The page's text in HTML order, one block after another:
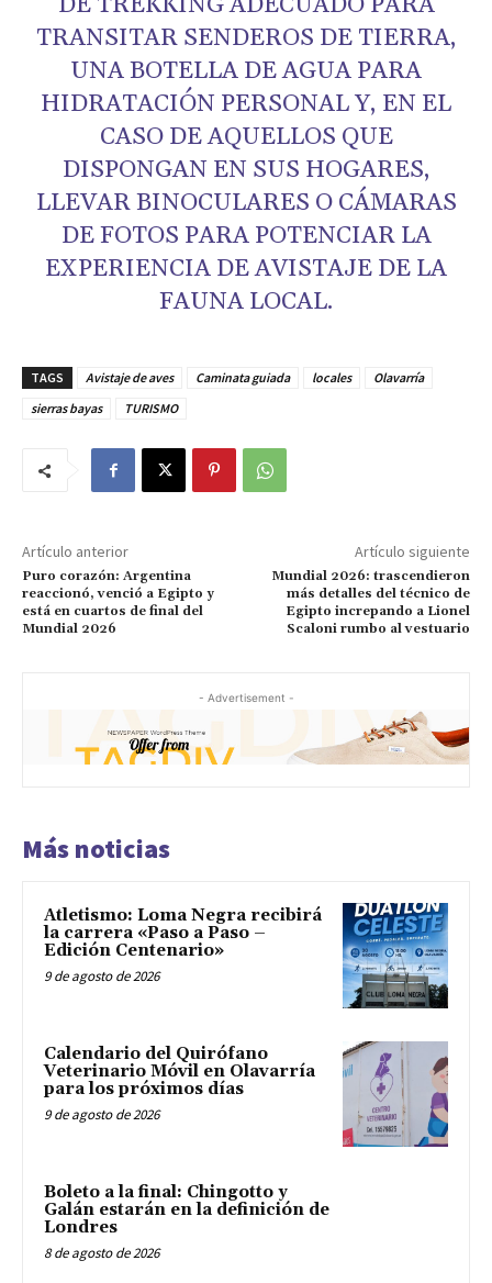
TRANSITAR SENDEROS DE TIERRA,
UNA BOTELLA DE AGUA PARA
HIDRATACIÓN PERSONAL Y, EN EL
CASO DE AQUELLOS QUE
DISPONGAN EN SUS HOGARES,
LLEVAR BINOCULARES O CÁMARAS
DE FOTOS PARA POTENCIAR LA
EXPERIENCIA DE AVISTAJE DE LA
FAUNA LOCAL.
TAGS Avistaje de aves Caminata guiada locales
Olavarría
sierras bayas
TURISMO
Artículo anterior
Puro corazón: Argentina
reaccionó, venció a Egipto y
está en cuartos de final del
Mundial 2026
Artículo siguiente
Mundial 2026: trascendieron
más detalles del técnico de
Egipto increpando a Lionel
Scaloni rumbo al vestuario
- Advertisement -
Más noticias
Atletismo: Loma Negra recibirá
la carrera «Paso a Paso –
Edición Centenario»
9 de agosto de 2026
Calendario del Quirófano
Veterinario Móvil en Olavarría
para los próximos días
9 de agosto de 2026
Boleto a la final: Chingotto y
Galán estarán en la definición de
Londres
8 de agosto de 2026